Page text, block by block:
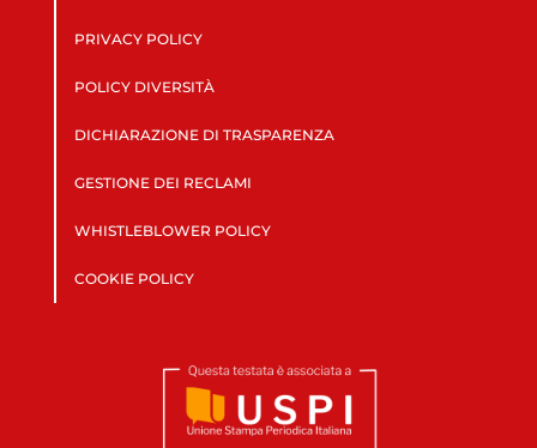
PRIVACY POLICY
POLICY DIVERSITÀ
DICHIARAZIONE DI TRASPARENZA
GESTIONE DEI RECLAMI
WHISTLEBLOWER POLICY
COOKIE POLICY